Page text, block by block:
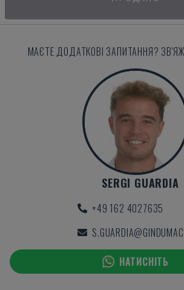
МАЄТЕ ДОДАТКОВІ ЗАПИТАННЯ?
SERGI GUARDIA
+49 162 4027635
НАТИСНІТЬ